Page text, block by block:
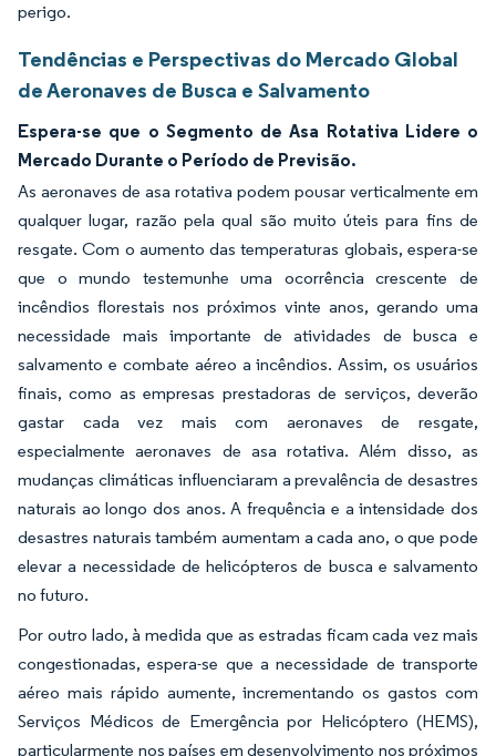
perigo.
Tendências e Perspectivas do Mercado Global
de Aeronaves de Busca e Salvamento
Espera-se que o Segmento de Asa Rotativa Lidere o
Mercado Durante o Período de Previsão.
As aeronaves de asa rotativa podem pousar verticalmente em
qualquer lugar, razão pela qual são muito úteis para fins de
resgate. Com o aumento das temperaturas globais, espera-se
que o mundo testemunhe uma ocorrência crescente de
incêndios florestais nos próximos vinte anos, gerando uma
necessidade mais importante de atividades de busca e
salvamento e combate aéreo a incêndios. Assim, os usuários
finais, como as empresas prestadoras de serviços, deverão
gastar cada vez mais com aeronaves de resgate,
especialmente aeronaves de asa rotativa. Além disso, as
mudanças climáticas influenciaram a prevalência de desastres
naturais ao longo dos anos. A frequência e a intensidade dos
desastres naturais também aumentam a cada ano, o que pode
elevar a necessidade de helicópteros de busca e salvamento
no futuro.
Por outro lado, à medida que as estradas ficam cada vez mais
congestionadas, espera-se que a necessidade de transporte
aéreo mais rápido aumente, incrementando os gastos com
Serviços Médicos de Emergência por Helicóptero (HEMS),
particularmente nos países em desenvolvimento nos próximos